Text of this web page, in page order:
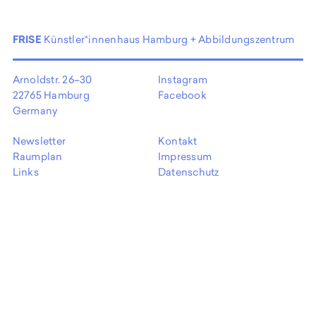
FRISE Künstler*innenhaus Hamburg + Abbildungszentrum
Arnoldstr. 26–30
22765 Hamburg
Germany
Instagram
Facebook
Newsletter
Raumplan
Links
Kontakt
Impressum
Datenschutz